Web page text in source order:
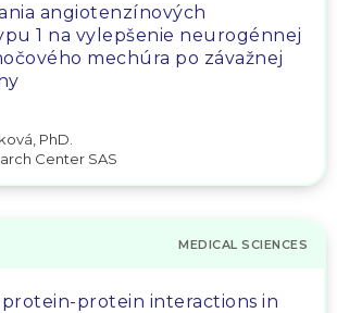
angiotenzínových
1 na vylepšenie neurogénnej
mechúra po závažnej
PhD.
Center SAS
MEDICAL SCIENCES
protein interactions in